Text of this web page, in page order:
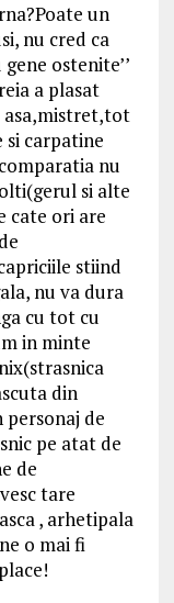
un
nu cred ca
ostenite’’
a plasat
asa,mistret,tot
si carpatine
nu
si alte
cate ori are
stiind
nu va dura
cu tot cu
in minte
din
personaj de
pe atat de
de
tare
, arhetipala
o mai fi